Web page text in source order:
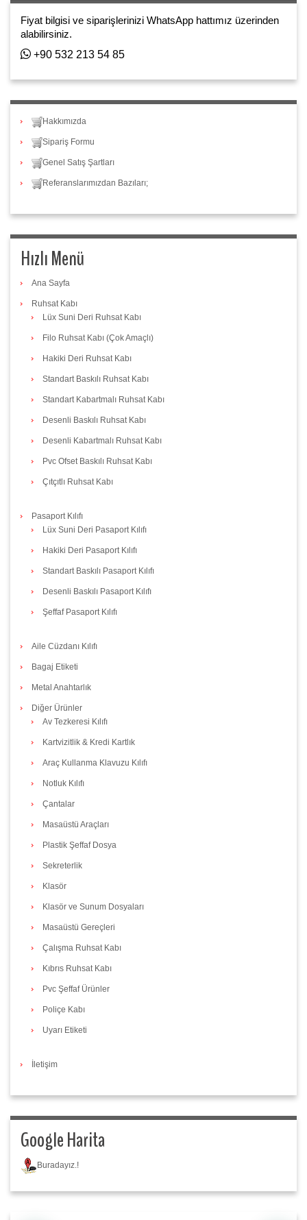
Fiyat bilgisi ve siparişlerinizi WhatsApp hattımız üzerinden
alabilirsiniz.
+90 532 213 54 85
Hakkımızda
Sipariş Formu
Genel Satış Şartları
Referanslarımızdan Bazıları;
Hızlı Menü
Ana Sayfa
Ruhsat Kabı
Lüx Suni Deri Ruhsat Kabı
Filo Ruhsat Kabı (Çok Amaçlı)
Hakiki Deri Ruhsat Kabı
Standart Baskılı Ruhsat Kabı
Standart Kabartmalı Ruhsat Kabı
Desenli Baskılı Ruhsat Kabı
Desenli Kabartmalı Ruhsat Kabı
Pvc Ofset Baskılı Ruhsat Kabı
Çıtçıtlı Ruhsat Kabı
Pasaport Kılıfı
Lüx Suni Deri Pasaport Kılıfı
Hakiki Deri Pasaport Kılıfı
Standart Baskılı Pasaport Kılıfı
Desenli Baskılı Pasaport Kılıfı
Şeffaf Pasaport Kılıfı
Aile Cüzdanı Kılıfı
Bagaj Etiketi
Metal Anahtarlık
Diğer Ürünler
Av Tezkeresi Kılıfı
Kartvizitlik & Kredi Kartlık
Araç Kullanma Klavuzu Kılıfı
Notluk Kılıfı
Çantalar
Masaüstü Araçları
Plastik Şeffaf Dosya
Sekreterlik
Klasör
Klasör ve Sunum Dosyaları
Masaüstü Gereçleri
Çalışma Ruhsat Kabı
Kıbrıs Ruhsat Kabı
Pvc Şeffaf Ürünler
Poliçe Kabı
Uyarı Etiketi
İletişim
Google Harita
Buradayız.!